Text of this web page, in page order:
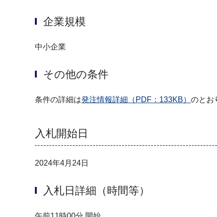
企業規模
中小企業
その他の条件
条件の詳細は発注情報詳細（PDF：133KB） のとお
入札開始日
2024年4月24日
入札日詳細（時間等）